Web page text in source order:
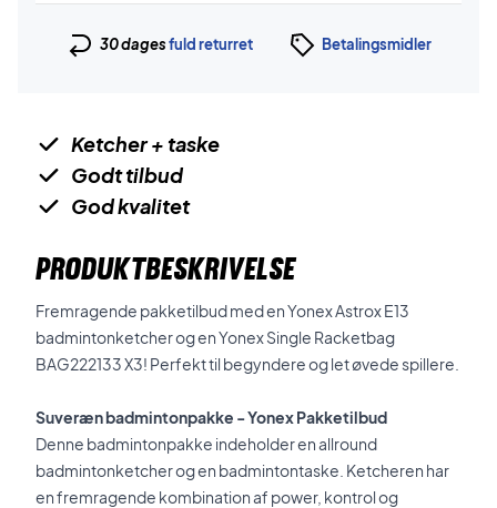
30 dagesfuld returret Betalingsmidler
Ketcher + taske
Godt tilbud
God kvalitet
PRODUKTBESKRIVELSE
Fremragende pakketilbud med en Yonex Astrox E13
badmintonketcher og en Yonex Single Racketbag
BAG222133 X3! Perfekt til begyndere og let øvede spillere.
Suveræn badmintonpakke - Yonex Pakketilbud
Denne badmintonpakke indeholder en allround
badmintonketcher og en badmintontaske. Ketcheren har
en fremragende kombination af power, kontrol og